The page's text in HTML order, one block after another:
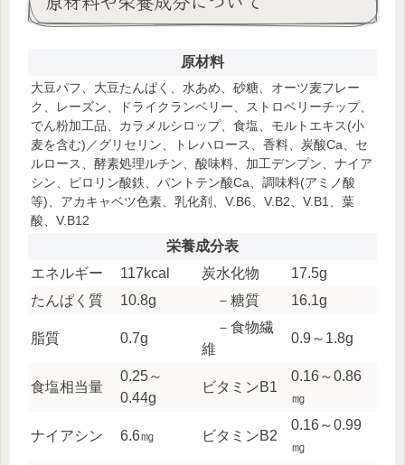
原材料
大豆パフ、大豆たんぱく、水あめ、砂糖、オーツ麦フレー
ク、レーズン、ドライクランベリー、ストロベリーチップ、
でん粉加工品、カラメルシロップ、食塩、モルトエキス(小
麦を含む)／グリセリン、トレハロース、香料、炭酸Ca、セ
ルロース、酵素処理ルチン、酸味料、加工デンプン、ナイア
シン、ピロリン酸鉄、パントテン酸Ca、調味料(アミノ酸
等)、アカキャベツ色素、乳化剤、V.B6、V.B2、V.B1、葉
酸、V.B12
栄養成分表
エネルギー
117kcal 炭水化物
17.5g
たんぱく質
10.8g －糖質 16.1g
脂質 0.7g
－食物繊
維
0.9～1.8g
食塩相当量
0.25～
0.44g
ビタミンB1
0.16～0.86
㎎
ナイアシン 6.6㎎ ビタミンB2
0.16～0.99
㎎